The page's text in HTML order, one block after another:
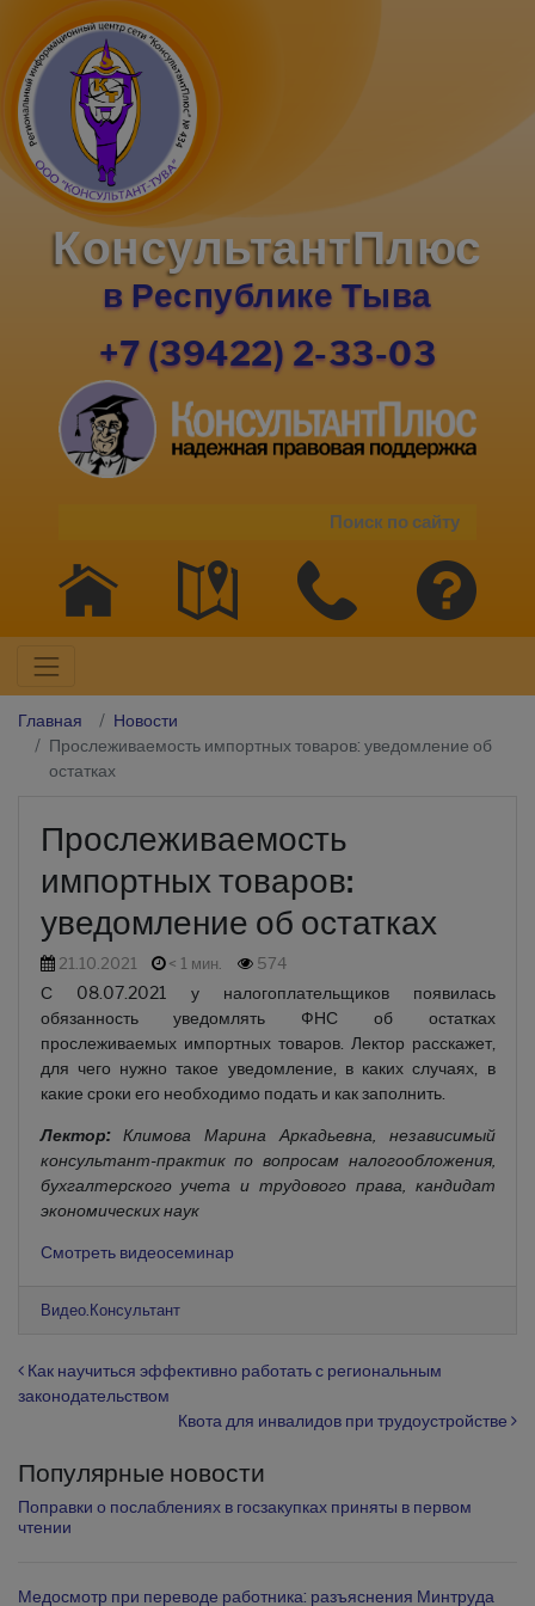
КонсультантПлюс
в Республике Тыва
+7 (39422) 2-33-03
Главная
Новости
Прослеживаемость импортных товаров: уведомление об
остатках
Прослеживаемость
импортных товаров:
уведомление об остатках
21.10.2021 < 1 мин.
574
С 08.07.2021 у налогоплательщиков появилась
обязанность уведомлять ФНС об остатках
прослеживаемых импортных товаров. Лектор расскажет,
для чего нужно такое уведомление, в каких случаях, в
какие сроки его необходимо подать и как заполнить.
Лектор:Климова Марина Аркадьевна, независимый
консультант-практик по вопросам налогообложения,
бухгалтерского учета и трудового права, кандидат
экономических наук
Смотреть видеосеминар
Видео.Консультант
Навигация по записям
Как научиться эффективно работать с региональным
законодательством
Квота для инвалидов при трудоустройстве
Популярные новости
Поправки о послаблениях в госзакупках приняты в первом
чтении
Медосмотр при переводе работника: разъяснения Минтруда